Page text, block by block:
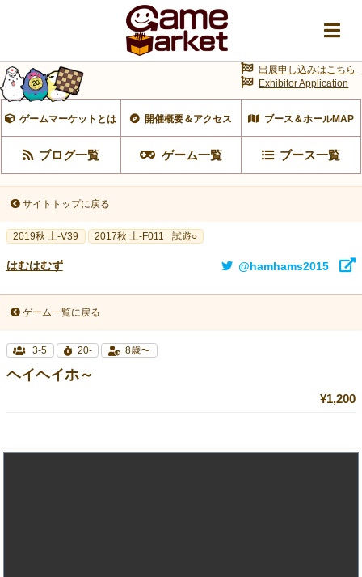
ゲームマーケットとは 開催概要＆アクセス ブース＆ホールMAP
ブログ一覧 ゲーム一覧 ブース一覧
出展申し込みはこちら
Exhibitor Application
サイトトップに戻る
2019秋 土-V39 2017秋 土-F011 試遊○
はむはむず @hamhams2015
ゲーム一覧に戻る
3-5 20- 8歳〜
ヘイヘイホ～
¥1,200